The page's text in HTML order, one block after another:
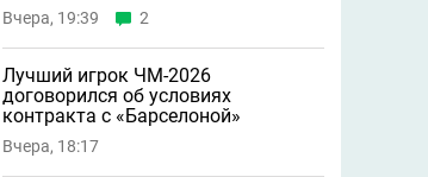
Вчера, 19:39 2
Лучший игрок ЧМ-2026
договорился об условиях
контракта с «Барселоной»
Вчера, 18:17